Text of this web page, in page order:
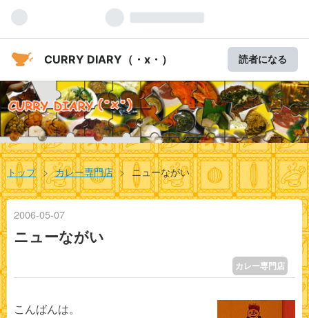
CURRY DIARY（・x・） 読者になる
トップ > カレー専門店 > ニューながい
2006-05-07
ニューながい
カレー専門店
こんばんは。